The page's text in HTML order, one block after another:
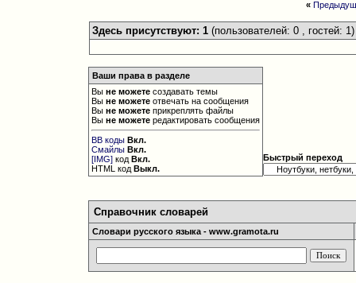
«
Здесь присутствуют: 1 (пользователей: 0 , гостей: 1)
Ваши права в разделе
Выне можете создавать темы
Выне можете отвечать на сообщения
Выне можете прикреплять файлы
Выне можете редактировать сообщения
BB коды Вкл.
Смайлы Вкл.
[IMG] кодВкл.
HTML кодВыкл.
Быстрый переход
Справочник словарей
Словари русского языка - www.gramota.ru